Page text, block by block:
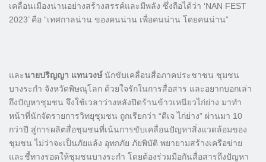
เคลื่อนเมืองน่านอย่างสร้างสรรค์และมีพลัง ซึ่งถือได้ว่า ‘NAN FEST
2023’ คือ “เทศกาลน่าน ของคนน่าน เพื่อคนน่าน โดยคนน่าน”
และนายปริญญา แทนวงษ์ นักขับเคลื่อนสื่อภาคประชาชน ชุมชน
บางระกำ จังหวัดพิษณุโลก ด้วยใจรักในการสื่อสาร และอยากบอกเล่า
ถึงปัญหาชุมชน จึงใช้เวลาว่างหลังปิดร้านข้าวเหนียวไก่ย่าง มาทำ
หน้าที่นักจัดรายการวิทยุชุมชน ถูกเรียกว่า “ดีเจ ไก่ย่าง” ผ่านมา 10
กว่าปี สู่การผลิตสื่อชุมชนที่เน้นการขับเคลื่อนปัญหาสิ่งแวดล้อมของ
ชุมชน ไม่ว่าจะเป็นภัยแล้ง อุทกภัย ภัยพิบัติ พยายามสร้างเครือข่าย
และชี้ทางรอดให้ชุมชนบางระกำ โดยต้องร่วมมือกันสื่อสารถึงปัญหา